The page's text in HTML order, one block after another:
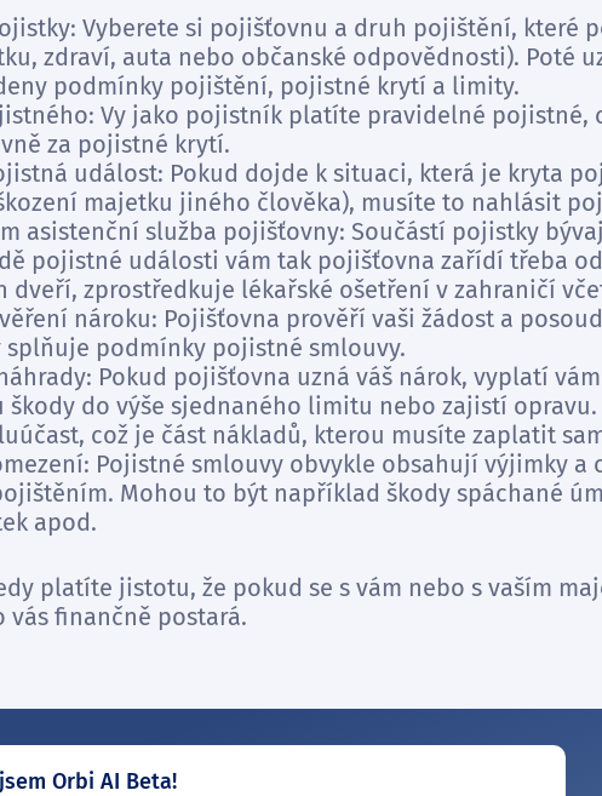
Vyberete si pojišťovnu a druh pojištění, které
zdraví, auta nebo občanské odpovědnosti). Poté
podmínky pojištění, pojistné krytí a limity.
Vy jako pojistník platíte pravidelné pojistné,
za pojistné krytí.
událost: Pokud dojde k situaci, která je kryta
majetku jiného člověka), musíte to nahlásit
asistenční služba pojišťovny: Součástí pojistky
pojistné události vám tak pojišťovna zařídí třeba
dveří, zprostředkuje lékařské ošetření v zahraničí
nároku: Pojišťovna prověří vaši žádost a
splňuje podmínky pojistné smlouvy.
Pokud pojišťovna uzná váš nárok, vyplatí
škody do výše sjednaného limitu nebo zajistí opravu.
což je část nákladů, kterou musíte zaplatit
Pojistné smlouvy obvykle obsahují výjimky a
Mohou to být například škody spáchané
apod.
platíte jistotu, že pokud se s vám nebo s vaším
vás finančně postará.
Orbi AI Beta!